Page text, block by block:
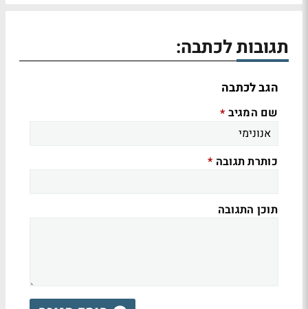
תגובות לכתבה:
הגב לכתבה
שם המגיב *
כותרת תגובה *
תוכן התגובה